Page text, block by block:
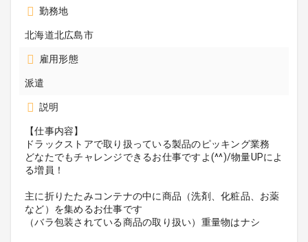
勤務地
北海道北広島市
雇用形態
派遣
説明
【仕事内容】
ドラックストアで取り扱っている製品のピッキング業務
どなたでもチャレンジできるお仕事ですよ(^^)/物量UPによ
る増員！
主に折りたたみコンテナの中に商品（洗剤、化粧品、お薬
など）を集めるお仕事です
（バラ包装されている商品の取り扱い）重量物はナシ